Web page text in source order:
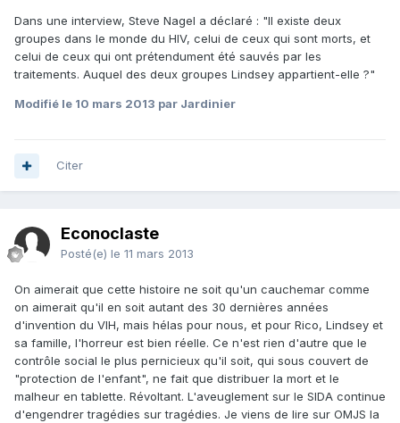
Dans une interview, Steve Nagel a déclaré : "Il existe deux
groupes dans le monde du HIV, celui de ceux qui sont morts, et
celui de ceux qui ont prétendument été sauvés par les
traitements. Auquel des deux groupes Lindsey appartient-elle ?"
Modifié le 10 mars 2013 par Jardinier
Citer
Econoclaste
Posté(e) le 11 mars 2013
On aimerait que cette histoire ne soit qu'un cauchemar comme
on aimerait qu'il en soit autant des 30 dernières années
d'invention du VIH, mais hélas pour nous, et pour Rico, Lindsey et
sa famille, l'horreur est bien réelle. Ce n'est rien d'autre que le
contrôle social le plus pernicieux qu'il soit, qui sous couvert de
"protection de l'enfant", ne fait que distribuer la mort et le
malheur en tablette. Révoltant. L'aveuglement sur le SIDA continue
d'engendrer tragédies sur tragédies. Je viens de lire sur OMJS la